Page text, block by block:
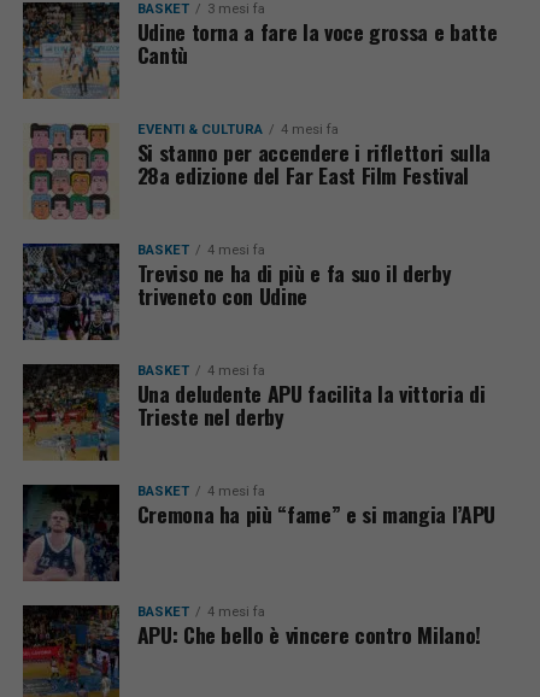
BASKET 3 mesi fa
Udine torna a fare la voce grossa e batte
Cantù
EVENTI & CULTURA 4 mesi fa
Si stanno per accendere i riflettori sulla
28a edizione del Far East Film Festival
BASKET 4 mesi fa
Treviso ne ha di più e fa suo il derby
triveneto con Udine
BASKET 4 mesi fa
Una deludente APU facilita la vittoria di
Trieste nel derby
BASKET 4 mesi fa
Cremona ha più “fame” e si mangia l’APU
BASKET 4 mesi fa
APU: Che bello è vincere contro Milano!